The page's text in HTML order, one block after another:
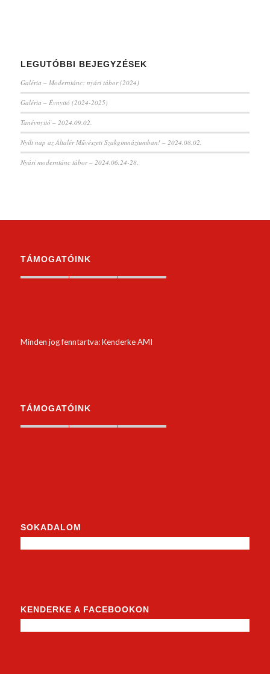
LEGUTÓBBI BEJEGYZÉSEK
Galéria – Moderntánc: nyári tábor (2024)
Galéria – Évnyitó (2024-2025)
Tanévnyitó – 2024.09.02.
Nyílt nap az Általér Művészeti Szakgimnáziumban! – 2024.08.02.
Nyári moderntánc tábor – 2024.06.24-28.
TÁMOGATÓINK
Minden jog fenntartva: Kenderke AMI
TÁMOGATÓINK
SOKADALOM
KENDERKE A FACEBOOKON